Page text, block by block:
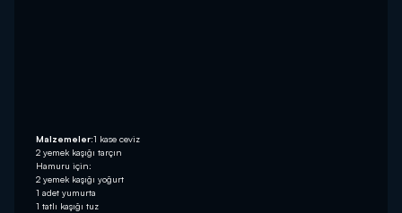
Malzemeler:1 kase ceviz
2 yemek kaşığı tarçın
Hamuru için:
2 yemek kaşığı yoğurt
1 adet yumurta
1 tatlı kaşığı tuz